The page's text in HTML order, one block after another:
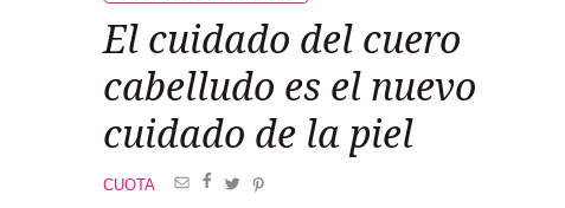
El cuidado del cuero
cabelludo es el nuevo
cuidado de la piel
CUOTA